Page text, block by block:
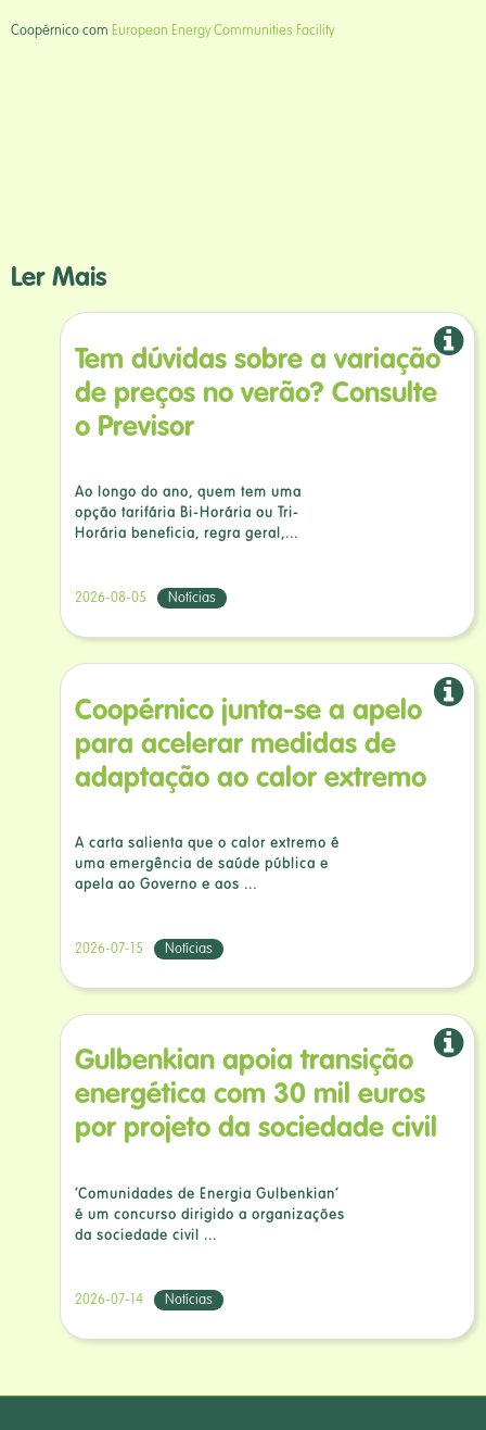
Coopérnico com European Energy Communities Facility
Ler Mais
Tem dúvidas sobre a variação
de preços no verão? Consulte
o Previsor
Ao longo do ano, quem tem uma
opção tarifária Bi-Horária ou Tri-
Horária beneficia, regra geral,...
2026-08-05 Notícias
Coopérnico junta-se a apelo
para acelerar medidas de
adaptação ao calor extremo
A carta salienta que o calor extremo é
uma emergência de saúde pública e
apela ao Governo e aos ...
2026-07-15 Notícias
Gulbenkian apoia transição
energética com 30 mil euros
por projeto da sociedade civil
‘Comunidades de Energia Gulbenkian’
é um concurso dirigido a organizações
da sociedade civil ...
2026-07-14 Notícias